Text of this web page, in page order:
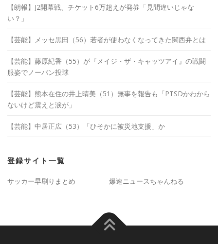
【朗報】J2開幕戦、チケット6万超えが発券「見間違いじゃな
い？」
【芸能】メッセ黒田（56）若者が使わなくなってきた関西弁とは
【芸能】藤原紀香（55）が『メイジ・ザ・キャッツアイ』の戦闘
服姿でノーバン投球
【芸能】熊本在住の井上晴美（51）無事を報告も「PTSDかわから
ないけど震えと涙が」
【芸能】中居正広（53）「ひそかに被災地支援」か
登録サイト一覧
サッカー早刷りまとめ 爆速ニュースちゃんねる